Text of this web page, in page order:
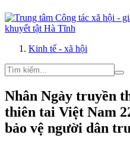
Kinh tế - xã hội
Nhân Ngày truyền
thiên tai Việt Nam
bảo vệ người dân